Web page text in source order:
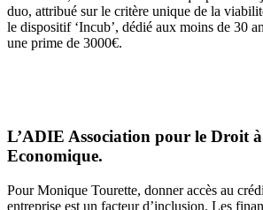
duo, attribué sur le critère unique de la
le dispositif ‘Incub’, dédié aux moins de 30
une prime de 3000€.
L’ADIE Association pour le Droit
Economique.
Pour Monique Tourette, donner accès au
entreprise est un facteur d’inclusion. Les